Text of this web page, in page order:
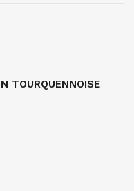
TOURQUENNOISE